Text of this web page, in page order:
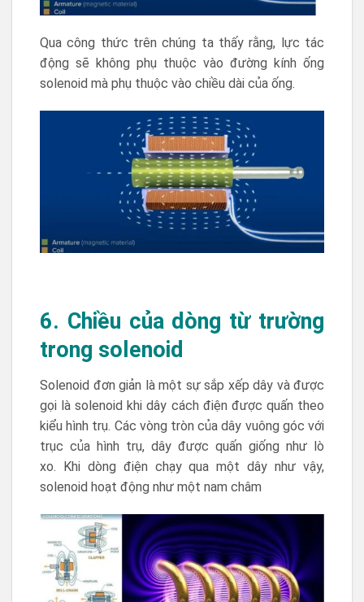
Qua công thức trên chúng ta thấy rằng, lực tác
động sẽ không phụ thuộc vào đường kính ống
solenoid mà phụ thuộc vào chiều dài của ống.
6. Chiều của dòng từ trường
trong solenoid
Solenoid đơn giản là một sự sắp xếp dây và được
gọi là solenoid khi dây cách điện được quấn theo
kiểu hình trụ. Các vòng tròn của dây vuông góc với
trục của hình trụ, dây được quấn giống như lò
xo. Khi dòng điện chạy qua một dây như vậy,
solenoid hoạt động như một nam châm